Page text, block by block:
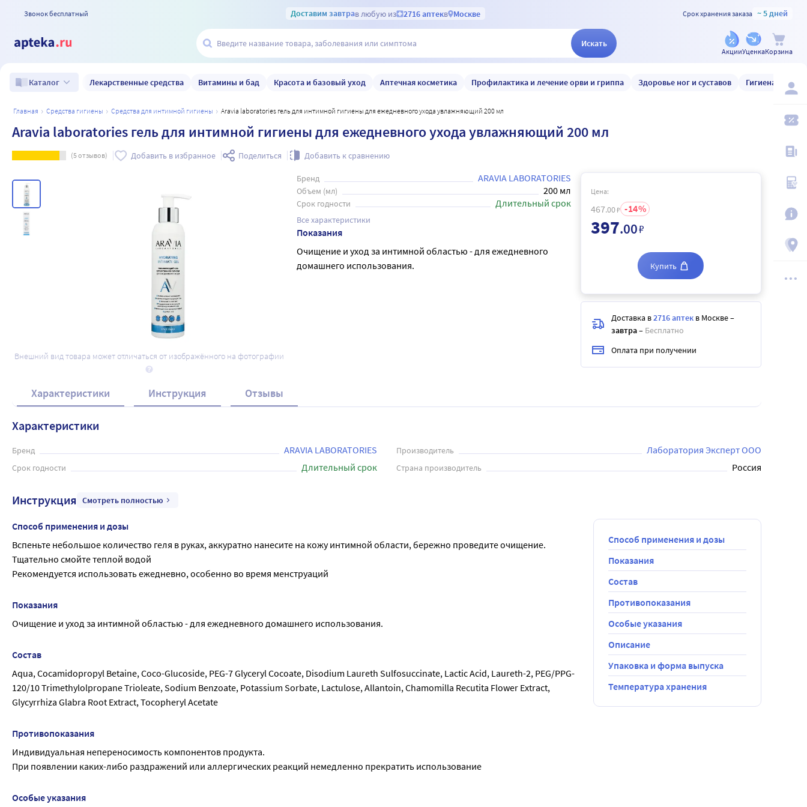
Звонок бесплатный Доставим завтрав любую из 2716 аптекв Москве Срок хранения заказа ~ 5 дней
Искать
АкцииУценкаКорзина
Каталог Лекарственные средства Витамины и бад Красота и базовый уход Аптечная косметика Профилактика и лечение орви и гриппа Здоровье ног и суставов Гигиена и уход
главная средства гигиены средства для интимной гигиены Aravia laboratories гель для интимной гигиены для ежедневного ухода увлажняющий 200 мл
Aravia laboratories гель для интимной гигиены для ежедневного ухода увлажняющий 200 мл
(5отзывов) Добавить в избранное Поделиться Добавить к сравнению
Внешний вид товара может отличаться от изображённого на фотографии
Бренд ARAVIA LABORATORIES
Объем (мл) 200 мл
Срок годности Длительный срок
Все характеристики
Показания
Очищение и уход за интимной областью - для ежедневного
домашнего использования.
Цена:
467.00₽ 14
397.00₽
Купить
Доставка в2716 аптек в Москве–
завтра– Бесплатно
Оплата при получении
Характеристики Инструкция Отзывы
Характеристики
Бренд ARAVIA LABORATORIES Производитель Лаборатория Эксперт ООО
Срок годности Длительный срок Страна производитель Россия
Инструкция Смотреть полностью
Способ применения и дозы
Вспеньте небольшое количество геля в руках, аккуратно нанесите на кожу интимной области, бережно проведите очищение.
Тщательно смойте теплой водой
Рекомендуется использовать ежедневно, особенно во время менструаций
Показания
Очищение и уход за интимной областью - для ежедневного домашнего использования.
Состав
Aqua, Cocamidopropyl Betaine, Coco-Glucoside, PEG-7 Glyceryl Cocoate, Disodium Laureth Sulfosuccinate, Lactic Acid, Laureth-2, PEG/PPG-
120/10 Trimethylolpropane Trioleate, Sodium Benzoate, Potassium Sorbate, Lactulose, Allantoin, Chamomilla Recutita Flower Extract,
Glycyrrhiza Glabra Root Extract, Tocopheryl Acetate
Противопоказания
Индивидуальная непереносимость компонентов продукта.
При появлении каких-либо раздражений или аллергических реакций немедленно прекратить использование
Особые указания
Способ применения и дозы
Показания
Состав
Противопоказания
Особые указания
Описание
Упаковка и форма выпуска
Температура хранения